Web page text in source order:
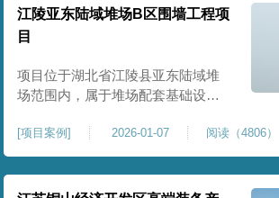
地，原始场地土层松散、土质均匀
性较差、土体固结度不足，天然地
基承载力偏低。汽车零部件生产厂
房对地基平整度、整体刚度、沉降
控
江陵亚东陆域堆场B区围墙工程项
目
项目位于湖北省江陵县亚东陆域堆
场范围内，属于堆场配套基础设施
墙及附属设施建设，是保障场区边
界围护结构稳定、提升场地整体建
设标准的前置关键工程，本项目强
夯处理总面积20000㎡，施工范围为
[项目案例] 2026-01-07 阅读（4806）